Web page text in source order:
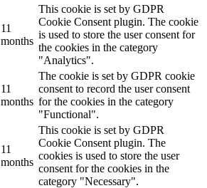
11
months
This cookie is set by GDPR
Cookie Consent plugin. The cookie
is used to store the user consent for
the cookies in the category
"Analytics".
11
months
The cookie is set by GDPR cookie
consent to record the user consent
for the cookies in the category
"Functional".
11
months
This cookie is set by GDPR
Cookie Consent plugin. The
cookies is used to store the user
consent for the cookies in the
category "Necessary".